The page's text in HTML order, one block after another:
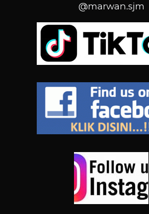
@marwan.sjm